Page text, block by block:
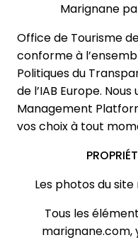
Marignane
Office de Tourisme
conforme à
Politiques du
de l’IAB Europe.
Management
vos choix à tout
Les photos du
Tous les
marignane.com,